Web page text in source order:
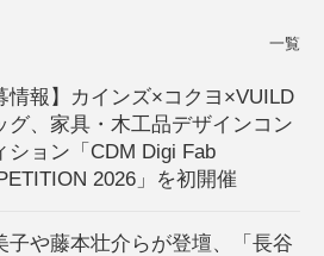
一覧
情報】カインズ×コクヨ×VUILD
グ、家具・木工品デザインコン
ション「CDM Digi Fab
2026」を初開催
子や藤本壮介らが登壇、「長谷